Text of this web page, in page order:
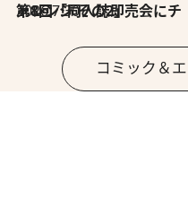
2026.7.30
第8回「同人誌即売会にチャレンジ その2」
コミック＆